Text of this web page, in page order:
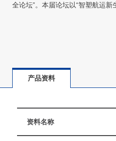
全论坛”。本届论坛以“智塑航运
产品资料
资料名称